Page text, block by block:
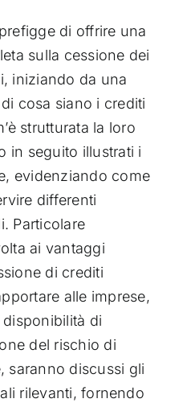
di offrire una
sulla cessione dei
iniziando da una
cosa siano i crediti
strutturata la loro
in seguito illustrati i
evidenziando come
differenti
Particolare
ai vantaggi
di crediti
alle imprese,
disponibilità di
del rischio di
saranno discussi gli
rilevanti, fornendo